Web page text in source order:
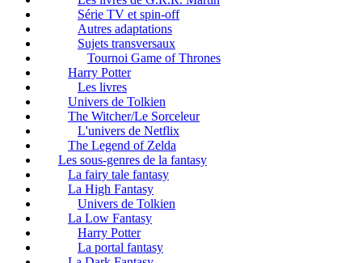
Série TV et spin-off
Autres adaptations
Sujets transversaux
Tournoi Game of Thrones
Harry Potter
Les livres
Univers de Tolkien
The Witcher/Le Sorceleur
L'univers de Netflix
The Legend of Zelda
Les sous-genres de la fantasy
La fairy tale fantasy
La High Fantasy
Univers de Tolkien
La Low Fantasy
Harry Potter
La portal fantasy